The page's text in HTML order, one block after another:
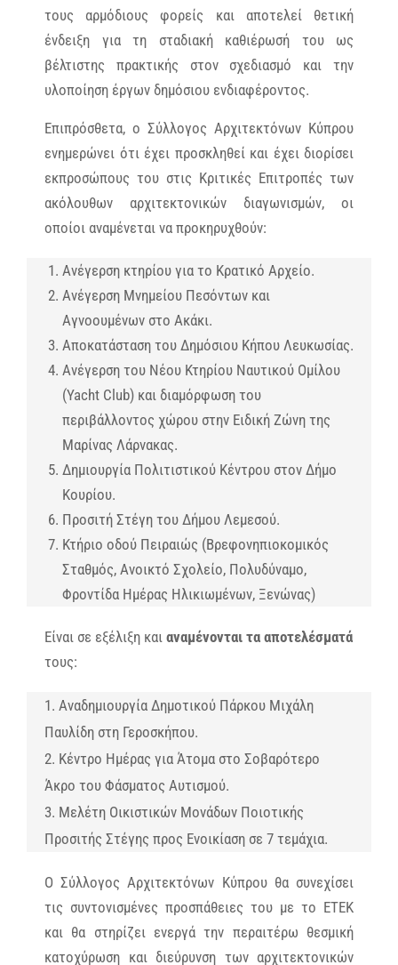
τους αρμόδιους φορείς και αποτελεί θετική
ένδειξη για τη σταδιακή καθιέρωσή του ως
βέλτιστης πρακτικής στον σχεδιασμό και την
υλοποίηση έργων δημόσιου ενδιαφέροντος.
Επιπρόσθετα, ο Σύλλογος Αρχιτεκτόνων Κύπρου
ενημερώνει ότι έχει προσκληθεί και έχει διορίσει
εκπροσώπους του στις Κριτικές Επιτροπές των
ακόλουθων αρχιτεκτονικών διαγωνισμών, οι
οποίοι αναμένεται να προκηρυχθούν:
Ανέγερση κτηρίου για το Κρατικό Αρχείο.
Ανέγερση Μνημείου Πεσόντων και
Αγνοουμένων στο Ακάκι.
Αποκατάσταση του Δημόσιου Κήπου Λευκωσίας.
Ανέγερση του Νέου Κτηρίου Ναυτικού Ομίλου
(Yacht Club) και διαμόρφωση του
περιβάλλοντος χώρου στην Ειδική Ζώνη της
Μαρίνας Λάρνακας.
Δημιουργία Πολιτιστικού Κέντρου στον Δήμο
Κουρίου.
Προσιτή Στέγη του Δήμου Λεμεσού.
Κτήριο οδού Πειραιώς (Βρεφονηπιοκομικός
Σταθμός, Ανοικτό Σχολείο, Πολυδύναμο,
Φροντίδα Ημέρας Ηλικιωμένων, Ξενώνας)
Είναι σε εξέλιξη και αναμένονται τα αποτελέσματά
τους:
1. Αναδημιουργία Δημοτικού Πάρκου Μιχάλη
Παυλίδη στη Γεροσκήπου.
2. Κέντρο Ημέρας για Άτομα στο Σοβαρότερο
Άκρο του Φάσματος Αυτισμού.
3. Μελέτη Οικιστικών Μονάδων Ποιοτικής
Προσιτής Στέγης προς Ενοικίαση σε 7 τεμάχια.
Ο Σύλλογος Αρχιτεκτόνων Κύπρου θα συνεχίσει
τις συντονισμένες προσπάθειες του με το ΕΤΕΚ
και θα στηρίζει ενεργά την περαιτέρω θεσμική
κατοχύρωση και διεύρυνση των αρχιτεκτονικών